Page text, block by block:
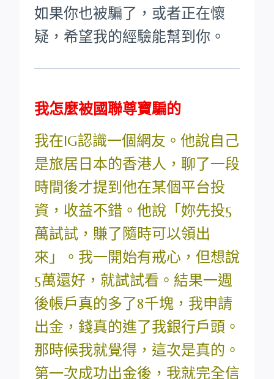
如果你也被騙了，或者正在懷
疑，希望我的經驗能幫到你。
我怎麼被國聯尊寶騙的
我在IG認識一個網友。他說自己
是旅居日本的香港人，聊了一段
時間後才提到他在某個平台投
資，收益不錯。他說「妳先投5
萬試試，賺了隨時可以領出
來」。我一開始有戒心，但想說
5萬還好，就試試看。結果一週
後帳戶真的多了8千塊，我申請
出金，錢真的進了我銀行戶頭。
那時候我就覺得，這次是真的。
第一次成功出金後，我就完全信